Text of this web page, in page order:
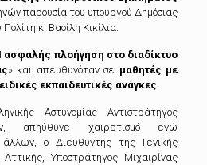
παρουσία του υπουργού Δημόσιας
κ. Βασίλη Κικίλια.
ασφαλής πλοήγηση στο διαδίκτυο
» και απευθυνόταν σε μαθητές με
εκπαιδευτικές ανάγκες
Αστυνομίας Αντιστράτηγος
απηύθυνε χαιρετισμό ενώ
ο Διευθυντής της Γενικής
Υποστράτηγος Μιχαιρίνας